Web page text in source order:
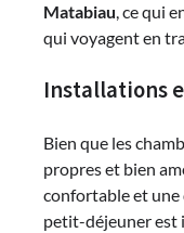
Matabiau, ce qui
qui voyagent en
Installations
Bien que les
propres et bien
confortable et une
petit-déjeuner est